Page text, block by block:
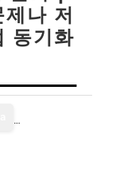
나 저
동기화